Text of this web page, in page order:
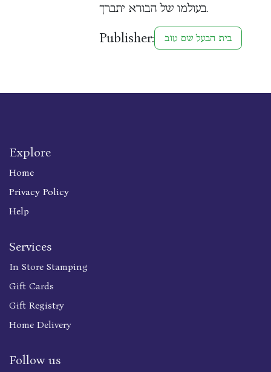
בעולמו של הבורא יתברך.
Publisher: בית הבעל שם טוב
Explore
Home
Privacy Policy
Help
Services
In Store Stamping
Gift Cards
Gift Registry
Home Delivery
Follow us